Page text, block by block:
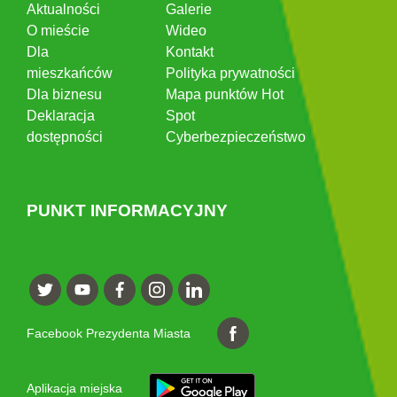
Aktualności
O mieście
Dla
mieszkańców
Dla biznesu
Deklaracja
dostępności
Galerie
Wideo
Kontakt
Polityka prywatności
Mapa punktów Hot
Spot
Cyberbezpieczeństwo
PUNKT INFORMACYJNY
Facebook Prezydenta Miasta
Aplikacja miejska